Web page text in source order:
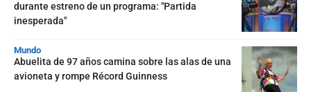
durante estreno de un programa: "Partida
inesperada"
Mundo
Abuelita de 97 años camina sobre las alas de una
avioneta y rompe Récord Guinness